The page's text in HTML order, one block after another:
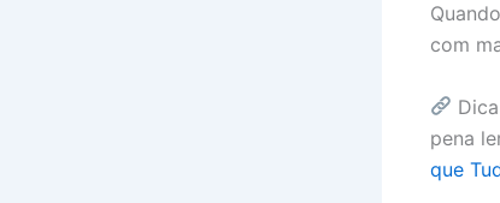
com
pena
que